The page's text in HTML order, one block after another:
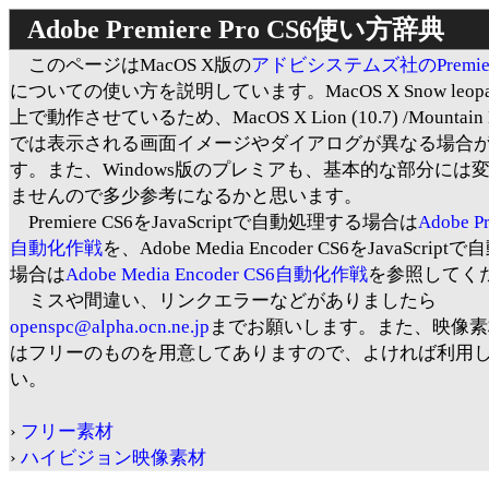
Adobe Premiere Pro CS6使い方辞典
このページはMacOS X版のアドビシステムズ社の
についての使い方を説明しています。MacOS X Snow
上で動作させているため、MacOS X Lion (10.7) /Mountain
では表示される画面イメージやダイアログが異なる場合
す。また、Windows版のプレミアも、基本的な部分には
ませんので多少参考になるかと思います。
Premiere CS6をJavaScriptで自動処理する場合はAdobe
自動化作戦を、Adobe Media Encoder CS6をJavaScriptで
場合はAdobe Media Encoder CS6自動化作戦を参照してく
ミスや間違い、リンクエラーなどがありましたら
openspc@alpha.ocn.ne.jp までお願いします。また、映像
はフリーのものを用意してありますので、よければ利用
い。
› フリー素材
› ハイビジョン映像素材